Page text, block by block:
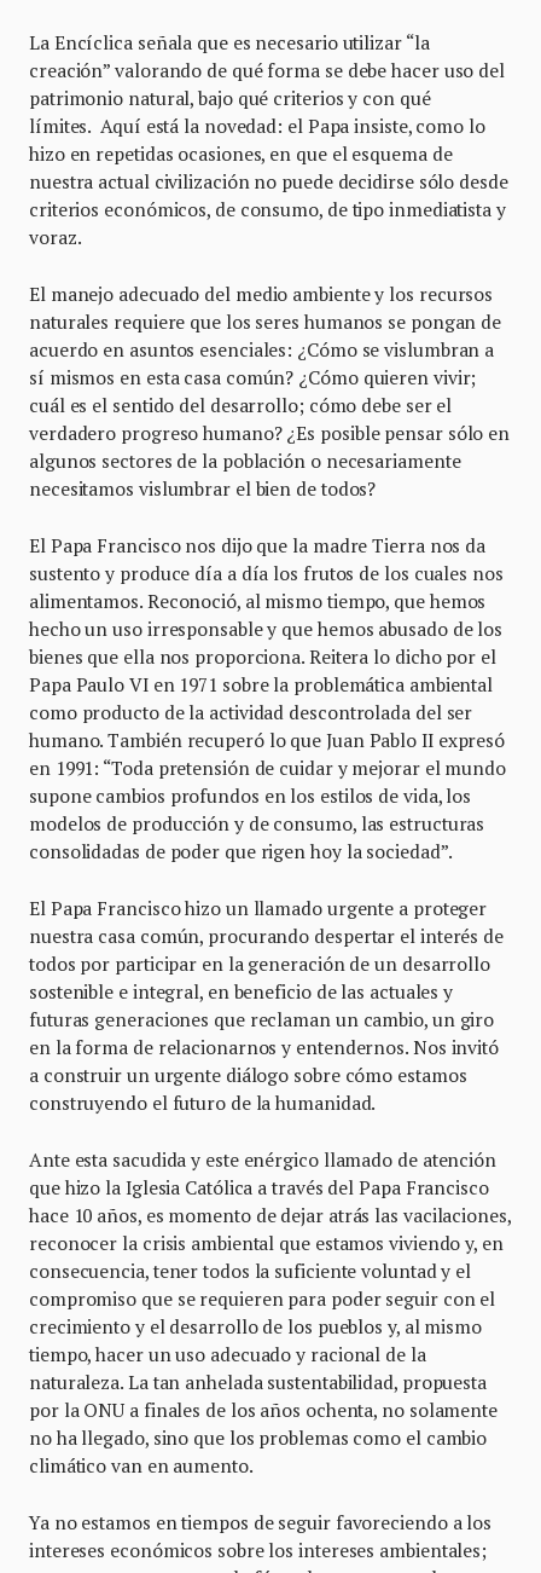
La Encíclica señala que es necesario utilizar “la
creación” valorando de qué forma se debe hacer uso del
patrimonio natural, bajo qué criterios y con qué
límites. Aquí está la novedad: el Papa insiste, como lo
hizo en repetidas ocasiones, en que el esquema de
nuestra actual civilización no puede decidirse sólo desde
criterios económicos, de consumo, de tipo inmediatista y
voraz.
El manejo adecuado del medio ambiente y los recursos
naturales requiere que los seres humanos se pongan de
acuerdo en asuntos esenciales: ¿Cómo se vislumbran a
sí mismos en esta casa común? ¿Cómo quieren vivir;
cuál es el sentido del desarrollo; cómo debe ser el
verdadero progreso humano? ¿Es posible pensar sólo en
algunos sectores de la población o necesariamente
necesitamos vislumbrar el bien de todos?
El Papa Francisco nos dijo que la madre Tierra nos da
sustento y produce día a día los frutos de los cuales nos
alimentamos. Reconoció, al mismo tiempo, que hemos
hecho un uso irresponsable y que hemos abusado de los
bienes que ella nos proporciona. Reitera lo dicho por el
Papa Paulo VI en 1971 sobre la problemática ambiental
como producto de la actividad descontrolada del ser
humano. También recuperó lo que Juan Pablo II expresó
en 1991: “Toda pretensión de cuidar y mejorar el mundo
supone cambios profundos en los estilos de vida, los
modelos de producción y de consumo, las estructuras
consolidadas de poder que rigen hoy la sociedad”.
El Papa Francisco hizo un llamado urgente a proteger
nuestra casa común, procurando despertar el interés de
todos por participar en la generación de un desarrollo
sostenible e integral, en beneficio de las actuales y
futuras generaciones que reclaman un cambio, un giro
en la forma de relacionarnos y entendernos. Nos invitó
a construir un urgente diálogo sobre cómo estamos
construyendo el futuro de la humanidad.
Ante esta sacudida y este enérgico llamado de atención
que hizo la Iglesia Católica a través del Papa Francisco
hace 10 años, es momento de dejar atrás las vacilaciones,
reconocer la crisis ambiental que estamos viviendo y, en
consecuencia, tener todos la suficiente voluntad y el
compromiso que se requieren para poder seguir con el
crecimiento y el desarrollo de los pueblos y, al mismo
tiempo, hacer un uso adecuado y racional de la
naturaleza. La tan anhelada sustentabilidad, propuesta
por la ONU a finales de los años ochenta, no solamente
no ha llegado, sino que los problemas como el cambio
climático van en aumento.
Ya no estamos en tiempos de seguir favoreciendo a los
intereses económicos sobre los intereses ambientales;